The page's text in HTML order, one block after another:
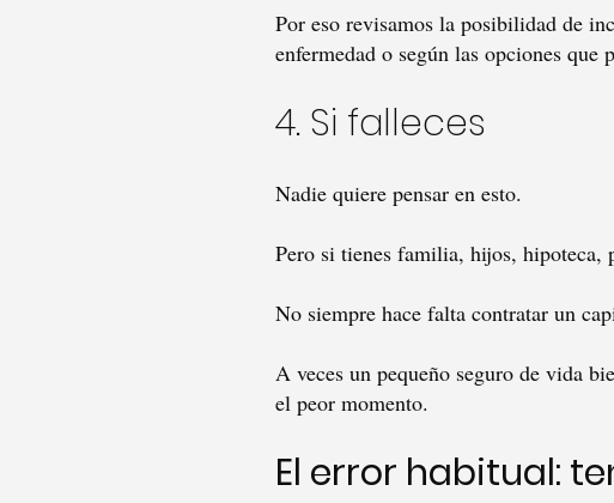
Por eso revisamos la posibilidad de
enfermedad o según las opciones que
4. Si falleces
Nadie quiere pensar en esto.
Pero si tienes familia, hijos, hipoteca,
No siempre hace falta contratar un
A veces un pequeño seguro de vida
el peor momento.
El error habitual: